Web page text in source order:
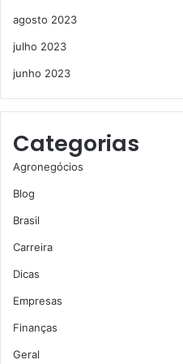
agosto 2023
julho 2023
junho 2023
Categorias
Agronegócios
Blog
Brasil
Carreira
Dicas
Empresas
Finanças
Geral